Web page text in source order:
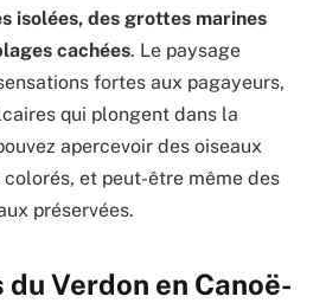
isolées, des grottes marines
cachées. Le paysage
fortes aux pagayeurs,
qui plongent dans la
apercevoir des oiseaux
colorés, et peut-être même des
préservées.
du Verdon en Canoë-